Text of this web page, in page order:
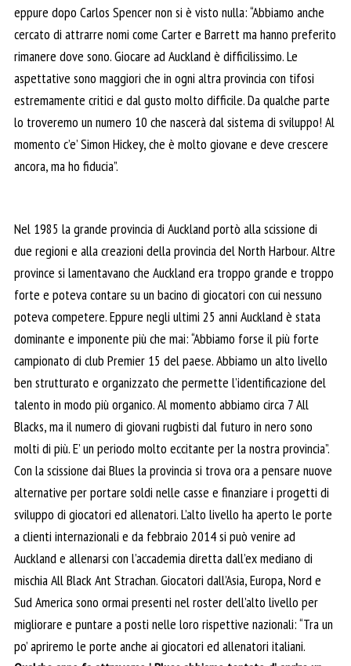
eppure dopo Carlos Spencer non si è visto nulla: “Abbiamo anche
cercato di attrarre nomi come Carter e Barrett ma hanno preferito
rimanere dove sono. Giocare ad Auckland è difficilissimo. Le
aspettative sono maggiori che in ogni altra provincia con tifosi
estremamente critici e dal gusto molto difficile. Da qualche parte
lo troveremo un numero 10 che nascerà dal sistema di sviluppo! Al
momento c’e’ Simon Hickey, che è molto giovane e deve crescere
ancora, ma ho fiducia”.
Nel 1985 la grande provincia di Auckland portò alla scissione di
due regioni e alla creazioni della provincia del North Harbour. Altre
province si lamentavano che Auckland era troppo grande e troppo
forte e poteva contare su un bacino di giocatori con cui nessuno
poteva competere. Eppure negli ultimi 25 anni Auckland è stata
dominante e imponente più che mai: “Abbiamo forse il più forte
campionato di club Premier 15 del paese. Abbiamo un alto livello
ben strutturato e organizzato che permette l’identificazione del
talento in modo più organico. Al momento abbiamo circa 7 All
Blacks, ma il numero di giovani rugbisti dal futuro in nero sono
molti di più. E’ un periodo molto eccitante per la nostra provincia”.
Con la scissione dai Blues la provincia si trova ora a pensare nuove
alternative per portare soldi nelle casse e finanziare i progetti di
sviluppo di giocatori ed allenatori. L’alto livello ha aperto le porte
a clienti internazionali e da febbraio 2014 si può venire ad
Auckland e allenarsi con l’accademia diretta dall’ex mediano di
mischia All Black Ant Strachan. Giocatori dall’Asia, Europa, Nord e
Sud America sono ormai presenti nel roster dell’alto livello per
migliorare e puntare a posti nelle loro rispettive nazionali: “Tra un
po’ apriremo le porte anche ai giocatori ed allenatori italiani.